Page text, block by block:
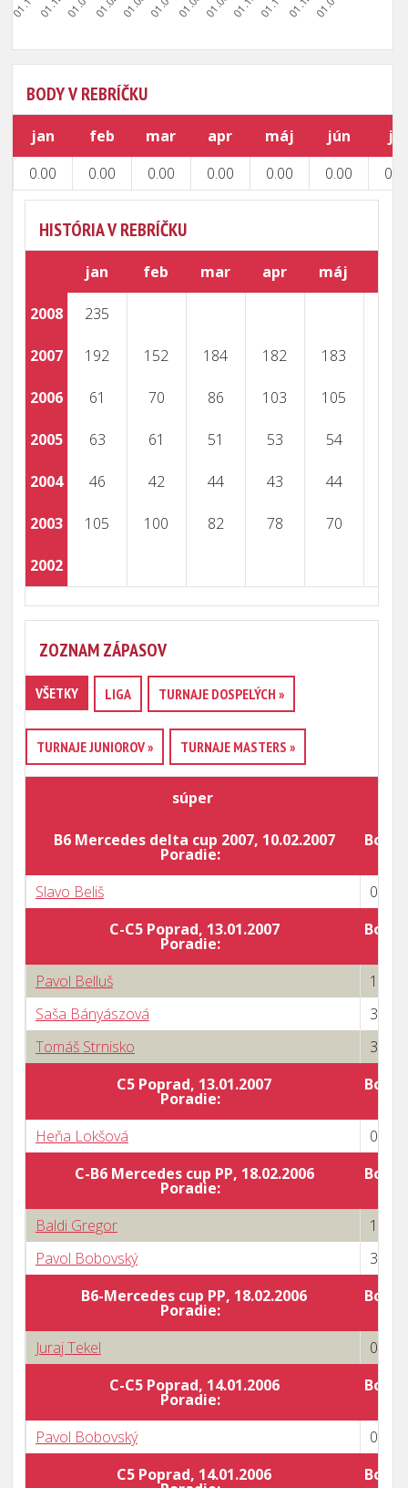
BODY V REBRÍČKU
jan feb mar apr máj jún
júl
0.00
0.00 0.00 0.00 0.00 0.00
HISTÓRIA V REBRÍČKU
jan feb mar apr máj
2008 235
2007 192 152 184 182 183
2006 61 70 86 103 105
2005 63 61 51 53 54
2004 46 42 44 43 44
2003 105 100 82 78 70
2002
ZOZNAM ZÁPASOV
VŠETKY LIGA TURNAJE DOSPELÝCH »
TURNAJE JUNIOROV » TURNAJE MASTERS »
súper
B6 Mercedes delta cup 2007, 10.02.2007
Poradie:
Body
Slavo Beliš
0 : 3
C-C5 Poprad, 13.01.2007
Poradie:
Body
Pavol Belluš
1 : 3
Saša Bányászová
3 : 1
Tomáš Strnisko
3 : 1
C5 Poprad, 13.01.2007
Poradie:
Body
Heňa Lokšová
0 : 3
C-B6 Mercedes cup PP, 18.02.2006
Poradie:
Body
Baldi Gregor
1 : 3
Pavol Bobovský
3 : 2
B6-Mercedes cup PP, 18.02.2006
Poradie:
Body
Juraj Tekel
0 : 3
C-C5 Poprad, 14.01.2006
Poradie:
Body
Pavol Bobovský
0 : 3
C5 Poprad, 14.01.2006
Body